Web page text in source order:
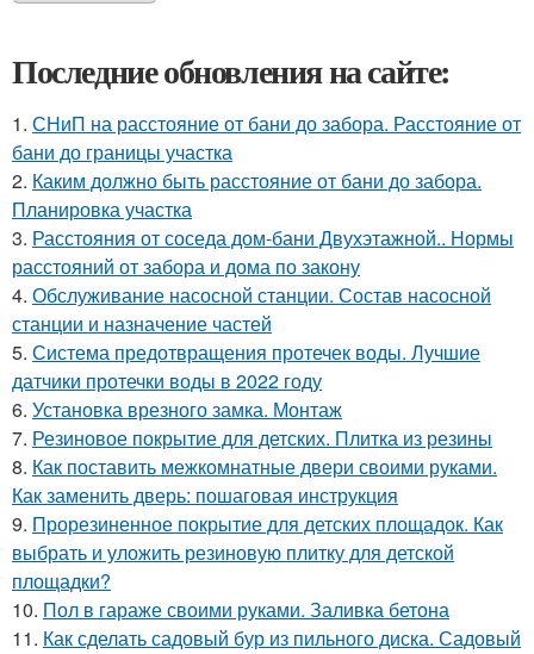
Последние обновления на сайте:
1. СНиП на расстояние от бани до забора. Расстояние от
бани до границы участка
2. Каким должно быть расстояние от бани до забора.
Планировка участка
3. Расстояния от соседа дом-бани Двухэтажной.. Нормы
расстояний от забора и дома по закону
4. Обслуживание насосной станции. Состав насосной
станции и назначение частей
5. Система предотвращения протечек воды. Лучшие
датчики протечки воды в 2022 году
6. Установка врезного замка. Монтаж
7. Резиновое покрытие для детских. Плитка из резины
8. Как поставить межкомнатные двери своими руками.
Как заменить дверь: пошаговая инструкция
9. Прорезиненное покрытие для детских площадок. Как
выбрать и уложить резиновую плитку для детской
площадки?
10. Пол в гараже своими руками. Заливка бетона
11. Как сделать садовый бур из пильного диска. Садовый